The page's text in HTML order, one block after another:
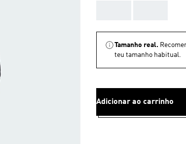
Tamanho real.
teu tamanho habitual.
Adicionar ao carrinho